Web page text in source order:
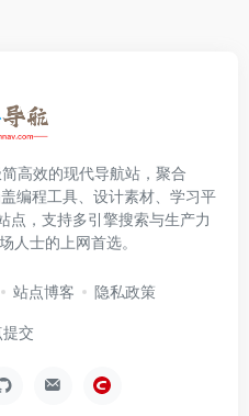
高效的现代导航站，聚合
编程工具、设计素材、学习平
点，支持多引擎搜索与生产力
人士的上网首选。
站点博客 隐私政策
交